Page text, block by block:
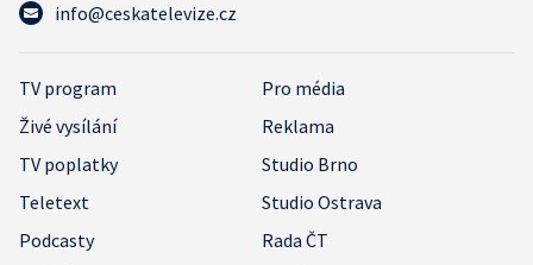
info@ceskatelevize.cz
TV program
Pro média
Živé vysílání
Reklama
TV poplatky
Studio Brno
Teletext
Studio Ostrava
Podcasty
Rada ČT